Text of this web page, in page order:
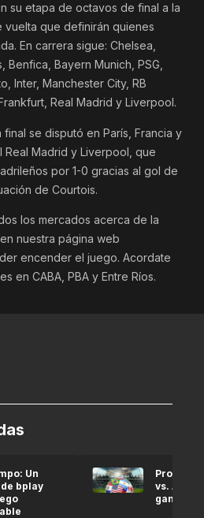
su etapa de octavos de final a la
que definirán quienes
En carrera sigue: Chelsea,
Benfica, Bayern Munich, PSG,
Inter, Manchester City, RB
Real Madrid y Liverpool.
se disputó en París, Francia y
Real Madrid y Liverpool, que
por 1-0 gracias al gol de
de Courtois.
los mercados acerca de la
nuestra página web
encender el juego. Acordate
en CABA, PBA y Entre Ríos.
Un
bplay
vs.
gana